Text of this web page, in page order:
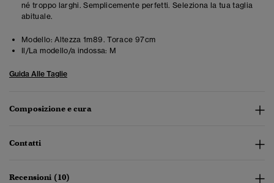
né troppo larghi. Semplicemente perfetti. Seleziona la tua taglia
abituale.
Modello: Altezza 1m89. Torace 97cm
Il/La modello/a indossa: M
Guida Alle Taglie
Composizione e cura
Contatti
Recensioni (10)